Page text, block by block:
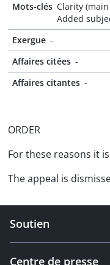
Mots-clés Clarity
Added
Exergue -
Affaires citées -
Affaires citantes -
ORDER
For these reasons it
The appeal is
Soutien
Centre de presse